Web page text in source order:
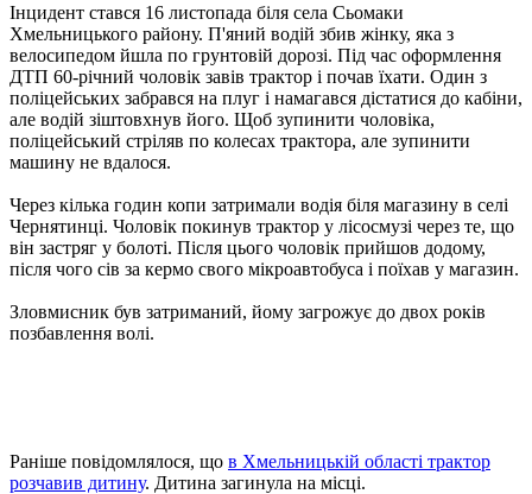
Інцидент стався 16 листопада біля села Сьомаки
Хмельницького району. П'яний водій збив жінку, яка з
велосипедом йшла по грунтовій дорозі. Під час оформлення
ДТП 60-річний чоловік завів трактор і почав їхати. Один з
поліцейських забрався на плуг і намагався дістатися до кабіни,
але водій зіштовхнув його. Щоб зупинити чоловіка,
поліцейський стріляв по колесах трактора, але зупинити
машину не вдалося.
Через кілька годин копи затримали водія біля магазину в селі
Чернятинці. Чоловік покинув трактор у лісосмузі через те, що
він застряг у болоті. Після цього чоловік прийшов додому,
після чого сів за кермо свого мікроавтобуса і поїхав у магазин.
Зловмисник був затриманий, йому загрожує до двох років
позбавлення волі.
Раніше повідомлялося, що в Хмельницькій області трактор
розчавив дитину. Дитина загинула на місці.